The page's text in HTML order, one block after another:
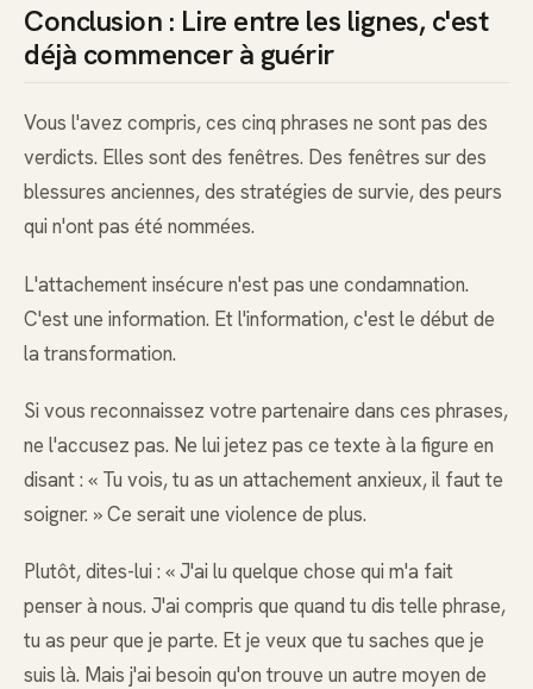
Conclusion : Lire entre les lignes, c'est
déjà commencer à guérir
Vous l'avez compris, ces cinq phrases ne sont pas des
verdicts. Elles sont des fenêtres. Des fenêtres sur des
blessures anciennes, des stratégies de survie, des peurs
qui n'ont pas été nommées.
L'attachement insécure n'est pas une condamnation.
C'est une information. Et l'information, c'est le début de
la transformation.
Si vous reconnaissez votre partenaire dans ces phrases,
ne l'accusez pas. Ne lui jetez pas ce texte à la figure en
disant : « Tu vois, tu as un attachement anxieux, il faut te
soigner. » Ce serait une violence de plus.
Plutôt, dites-lui : « J'ai lu quelque chose qui m'a fait
penser à nous. J'ai compris que quand tu dis telle phrase,
tu as peur que je parte. Et je veux que tu saches que je
suis là. Mais j'ai besoin qu'on trouve un autre moyen de